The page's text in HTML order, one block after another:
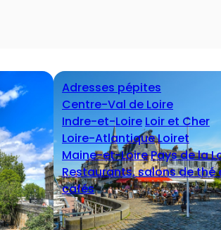
Adresses pépites
Centre-Val de Loire
Indre-et-Loire Loir et Cher
Loire-AtlantiqueLoiret
Maine-et-LoirePays de la
Restaurants, salons de thé
cafés